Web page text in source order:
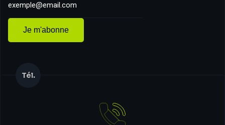
Je m'abonne
Tél.